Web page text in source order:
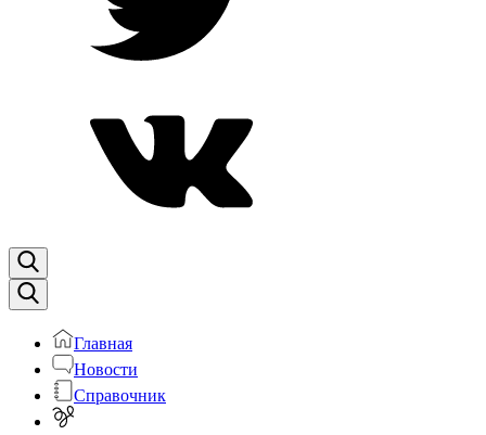
Главная
Новости
Справочник